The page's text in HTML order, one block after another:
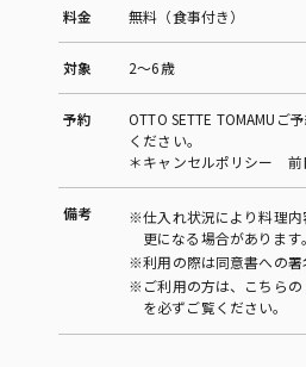
料金 無料（食事付き）
対象 2～6歳
予約
OTTO SETTE TOMAMUご
ください。
＊キャンセルポリシー
備考
※仕入れ状況により料理内
更になる場合があります。
※利用の際は同意書への署
※ご利用の方は、こちらの
を必ずご覧ください。